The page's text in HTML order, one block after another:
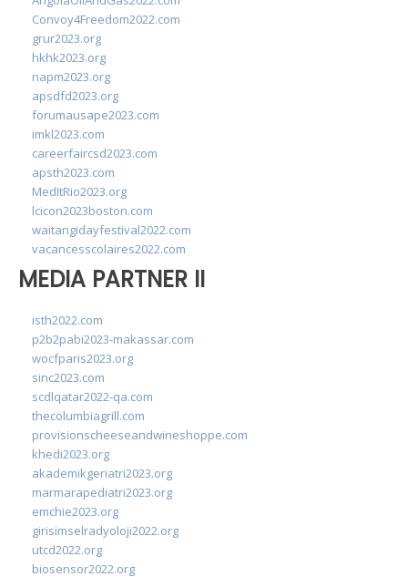
Convoy4Freedom2022.com
grur2023.org
hkhk2023.org
napm2023.org
apsdfd2023.org
forumausape2023.com
imkl2023.com
careerfaircsd2023.com
apsth2023.com
MedItRio2023.org
lcicon2023boston.com
waitangidayfestival2022.com
vacancesscolaires2022.com
MEDIA PARTNER II
isth2022.com
p2b2pabi2023-makassar.com
wocfparis2023.org
sinc2023.com
scdlqatar2022-qa.com
thecolumbiagrill.com
provisionscheeseandwineshoppe.com
khedi2023.org
akademikgeriatri2023.org
marmarapediatri2023.org
emchie2023.org
girisimselradyoloji2022.org
utcd2022.org
biosensor2022.org